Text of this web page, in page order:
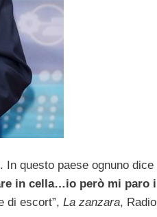
questo paese ognuno dice
in cella…io però mi paro
di escort”, La zanzara,